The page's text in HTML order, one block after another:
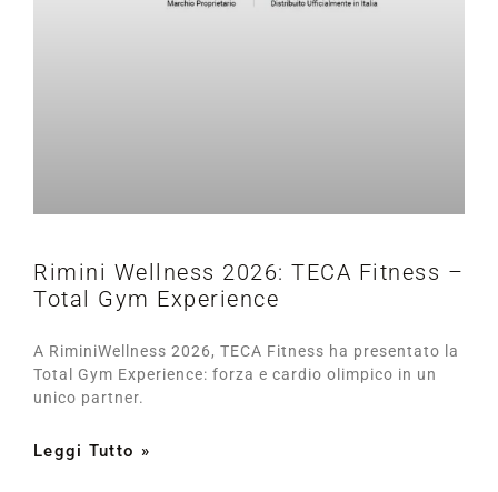
Rimini Wellness 2026: TECA Fitness –
Total Gym Experience
A RiminiWellness 2026, TECA Fitness ha presentato la
Total Gym Experience: forza e cardio olimpico in un
unico partner.
Leggi Tutto »